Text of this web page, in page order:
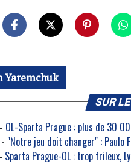
Yaremchuk
SUR
OL-Sparta Prague : plus de 30
"Notre jeu doit changer" : Paulo
Sparta Prague-OL : trop frileux,